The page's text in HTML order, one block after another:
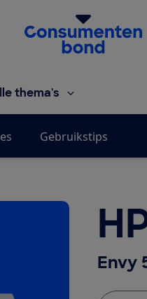
Homepage van de
thema's
Gebruikstips
Envy